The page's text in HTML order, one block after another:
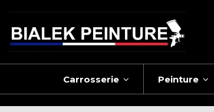
Carrosserie Peinture